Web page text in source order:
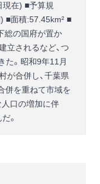
在) ■予算規
■面積:57.45km² ■
総の国府が置か
立されるなど、つ
た。昭和9年11月
が合併し、千葉県
併を重ねて市域を
人口の増加に伴
。